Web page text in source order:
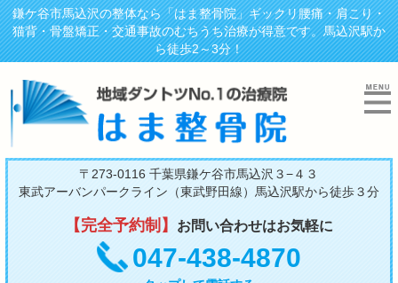
鎌ケ谷市馬込沢の整体なら「はま整骨院」ギックリ腰痛・肩こり・
猫背・骨盤矯正・交通事故のむちうち治療が得意です。馬込沢駅か
ら徒歩2～3分！
〒273-0116 千葉県鎌ケ谷市馬込沢３−４３
東武アーバンパークライン（東武野田線）馬込沢駅から徒歩３分
【完全予約制】 お問い合わせはお気軽に
047-438-4870